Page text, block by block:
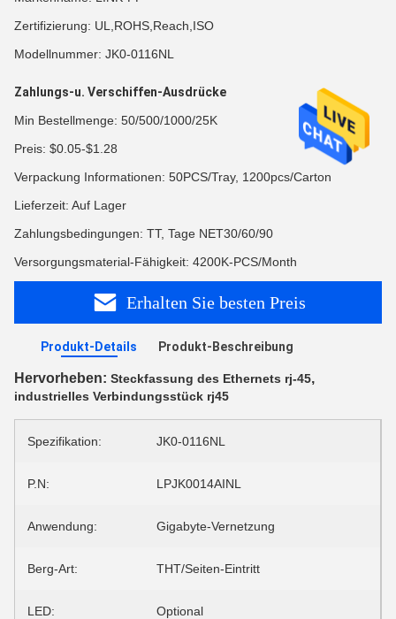
Zertifizierung: UL,ROHS,Reach,ISO
Modellnummer: JK0-0116NL
Zahlungs-u. Verschiffen-Ausdrücke
Min Bestellmenge: 50/500/1000/25K
Preis: $0.05-$1.28
Verpackung Informationen: 50PCS/Tray, 1200pcs/Carton
Lieferzeit: Auf Lager
Zahlungsbedingungen: TT, Tage NET30/60/90
Versorgungsmaterial-Fähigkeit: 4200K-PCS/Month
Erhalten Sie besten Preis
Produkt-Details Produkt-Beschreibung
Hervorheben: Steckfassung des Ethernets rj-45,
industrielles Verbindungsstück rj45
Spezifikation: JK0-0116NL
P.N: LPJK0014AINL
Anwendung: Gigabyte-Vernetzung
Berg-Art: THT/Seiten-Eintritt
LED: Optional